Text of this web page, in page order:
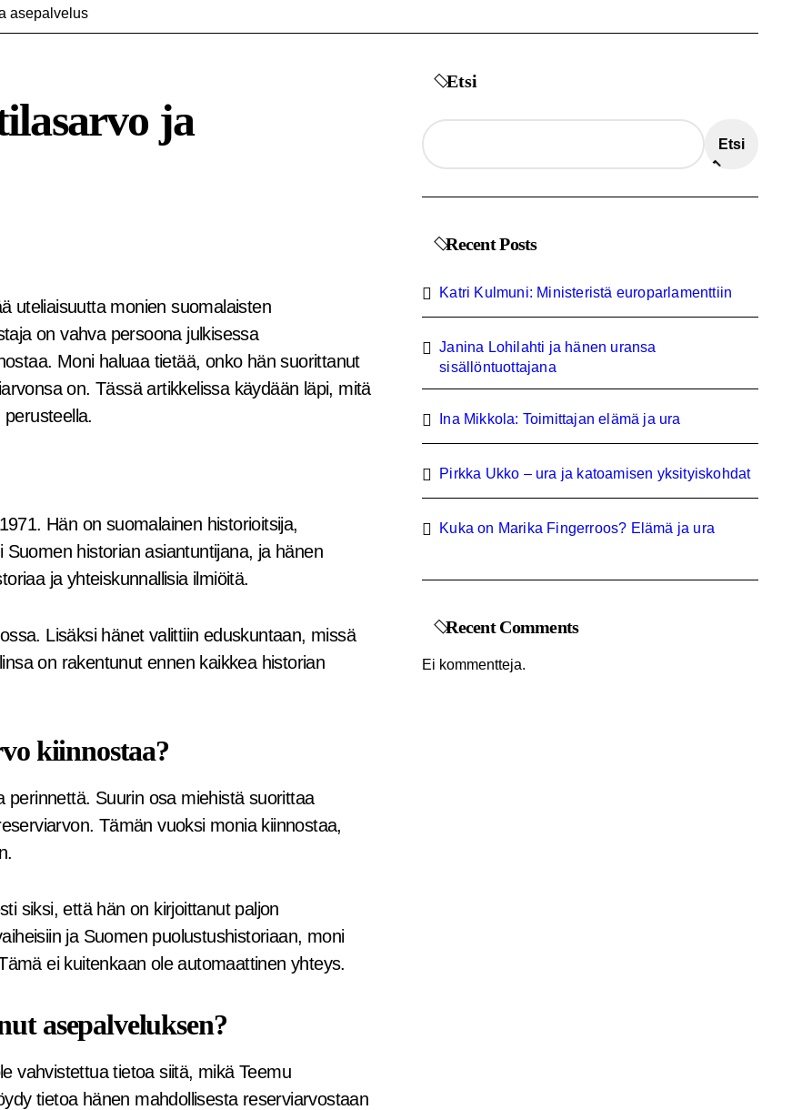
asepalvelus
ja
on vahva persoona julkisessa
Moni haluaa tietää, onko hän suorittanut
on. Tässä artikkelissa käydään läpi, mitä
Hän on suomalainen historioitsija,
historian asiantuntijana, ja hänen
ja yhteiskunnallisia ilmiöitä.
Lisäksi hänet valittiin eduskuntaan, missä
on rakentunut ennen kaikkea historian
kiinnostaa?
perinnettä. Suurin osa miehistä suorittaa
Tämän vuoksi monia kiinnostaa,
siksi, että hän on kirjoittanut paljon
ja Suomen puolustushistoriaan, moni
ei kuitenkaan ole automaattinen yhteys.
asepalveluksen?
vahvistettua tietoa siitä, mikä Teemu
tietoa hänen mahdollisesta reserviarvostaan
Etsi
Etsi
Recent Posts
Katri Kulmuni: Ministeristä europarlamenttiin
Janina Lohilahti ja hänen uransa
sisällöntuottajana
Ina Mikkola: Toimittajan elämä ja ura
Pirkka Ukko – ura ja katoamisen yksityiskohdat
Kuka on Marika Fingerroos? Elämä ja ura
Recent Comments
Ei kommentteja.